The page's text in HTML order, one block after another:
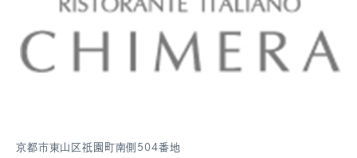
京都市東山区祇園町南側504番地